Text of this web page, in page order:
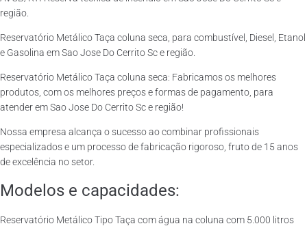
região.
Reservatório Metálico Taça coluna seca, para combustível, Diesel, Etanol
e Gasolina em Sao Jose Do Cerrito Sc e região.
Reservatório Metálico Taça coluna seca: Fabricamos os melhores
produtos, com os melhores preços e formas de pagamento, para
atender em Sao Jose Do Cerrito Sc e região!
Nossa empresa alcança o sucesso ao combinar profissionais
especializados e um processo de fabricação rigoroso, fruto de 15 anos
de excelência no setor.
Modelos e capacidades:
Reservatório Metálico Tipo Taça com água na coluna com 5.000 litros